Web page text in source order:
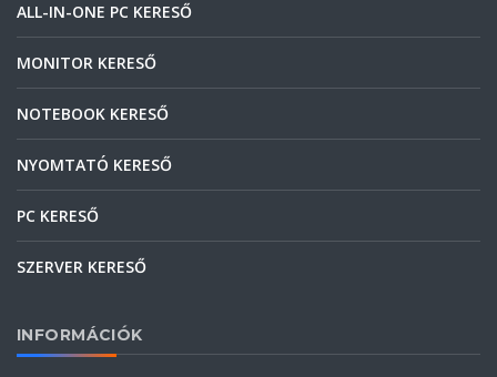
ALL-IN-ONE PC KERESŐ
MONITOR KERESŐ
NOTEBOOK KERESŐ
NYOMTATÓ KERESŐ
PC KERESŐ
SZERVER KERESŐ
INFORMÁCIÓK